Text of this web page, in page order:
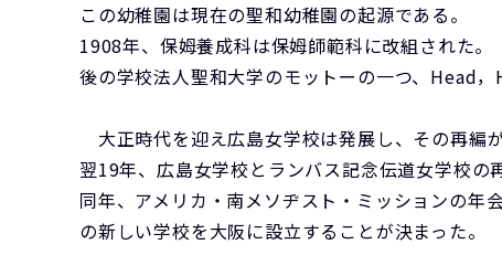
この幼稚園は現在の聖和幼稚園の起源である。
1908年、保姆養成科は保姆師範科に改組された。
後の学校法人聖和大学のモットーの一つ、Head
大正時代を迎え広島女学校は発展し、その再編
翌19年、広島女学校とランバス記念伝道女学校の
同年、アメリカ・南メソヂスト・ミッションの年
の新しい学校を大阪に設立することが決まった。